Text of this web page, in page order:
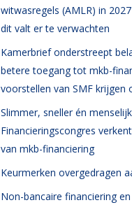
witwasregels (AMLR) in
dit valt er te verwachten
Kamerbrief onderstreept
betere toegang tot mkb-
voorstellen van SMF krijgen
Slimmer, sneller én
Financieringscongres
van mkb-financiering
Keurmerken overgedragen
Non-bancaire financiering